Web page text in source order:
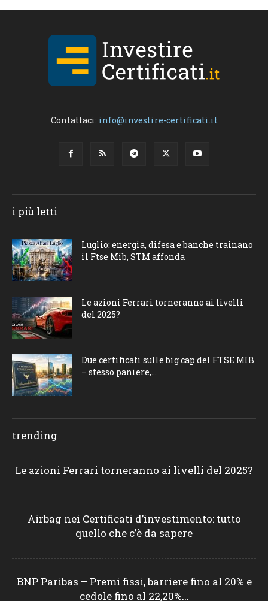
Contattaci: info@investire-certificati.it
i più letti
Luglio: energia, difesa e banche trainano
il Ftse Mib, STM affonda
Le azioni Ferrari torneranno ai livelli
del 2025?
Due certificati sulle big cap del FTSE MIB
– stesso paniere,...
trending
Le azioni Ferrari torneranno ai livelli del 2025?
Airbag nei Certificati d’investimento: tutto
quello che c’è da sapere
BNP Paribas – Premi fissi, barriere fino al 20% e
cedole fino al 22,20%...